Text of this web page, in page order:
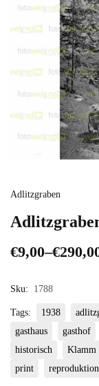
Adlitzgraben
€9,00–€
Sku: 1788
Tags: 1938
gasthaus
gasthof
historisch
Klamm
print
reproduktion